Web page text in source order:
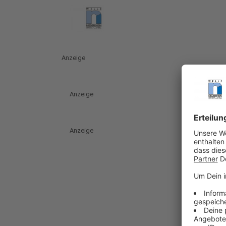
Anzeige
Anzeige
Anzeige